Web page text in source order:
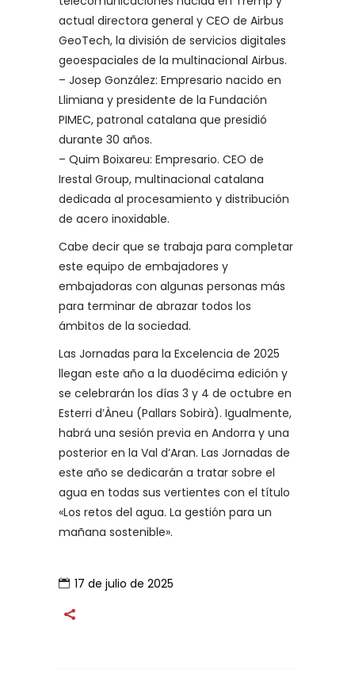
actual directora general y CEO de Airbus
GeoTech, la división de servicios digitales
geoespaciales de la multinacional Airbus.
– Josep González: Empresario nacido en
Llimiana y presidente de la Fundación
PIMEC, patronal catalana que presidió
durante 30 años.
– Quim Boixareu: Empresario. CEO de
Irestal Group, multinacional catalana
dedicada al procesamiento y distribución
de acero inoxidable.
Cabe decir que se trabaja para completar
este equipo de embajadores y
embajadoras con algunas personas más
para terminar de abrazar todos los
ámbitos de la sociedad.
Las Jornadas para la Excelencia de 2025
llegan este año a la duodécima edición y
se celebrarán los días 3 y 4 de octubre en
Esterri d’Àneu (Pallars Sobirà). Igualmente,
habrá una sesión previa en Andorra y una
posterior en la Val d’Aran. Las Jornadas de
este año se dedicarán a tratar sobre el
agua en todas sus vertientes con el título
«Los retos del agua. La gestión para un
mañana sostenible».
17 de julio de 2025